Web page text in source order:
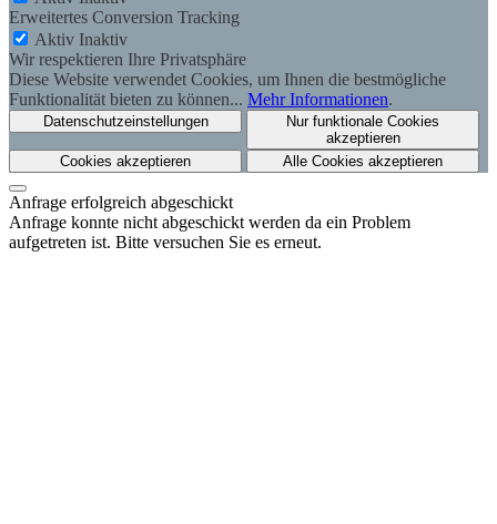
Erweitertes Conversion Tracking
Aktiv Inaktiv
Wir respektieren Ihre Privatsphäre
Diese Website verwendet Cookies, um Ihnen die bestmögliche
Funktionalität bieten zu können... Mehr Informationen.
Datenschutzeinstellungen
Nur funktionale Cookies
akzeptieren
Cookies akzeptieren
Alle Cookies akzeptieren
Anfrage erfolgreich abgeschickt
Anfrage konnte nicht abgeschickt werden da ein Problem
aufgetreten ist. Bitte versuchen Sie es erneut.